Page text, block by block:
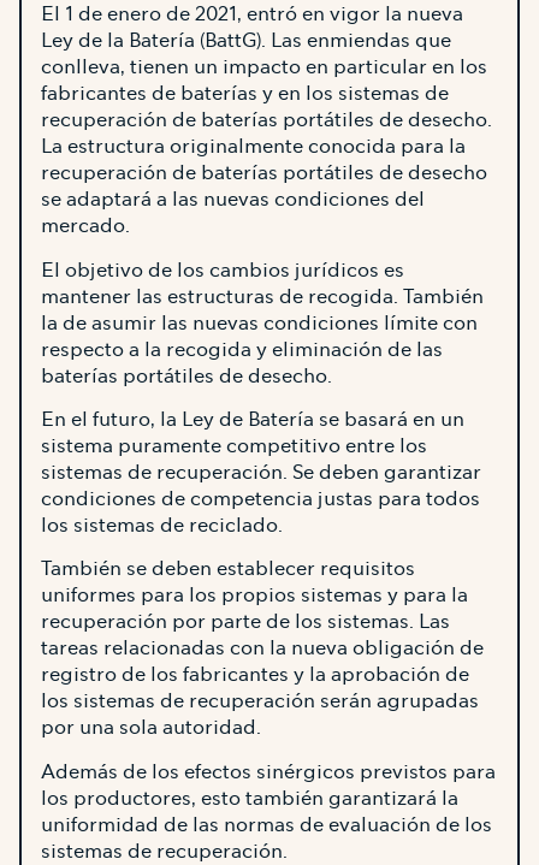
El 1 de enero de 2021, entró en vigor la nueva
Ley de la Batería (BattG). Las enmiendas que
conlleva, tienen un impacto en particular en los
fabricantes de baterías y en los sistemas de
recuperación de baterías portátiles de desecho.
La estructura originalmente conocida para la
recuperación de baterías portátiles de desecho
se adaptará a las nuevas condiciones del
mercado.
El objetivo de los cambios jurídicos es
mantener las estructuras de recogida. También
la de asumir las nuevas condiciones límite con
respecto a la recogida y eliminación de las
baterías portátiles de desecho.
En el futuro, la Ley de Batería se basará en un
sistema puramente competitivo entre los
sistemas de recuperación. Se deben garantizar
condiciones de competencia justas para todos
los sistemas de reciclado.
También se deben establecer requisitos
uniformes para los propios sistemas y para la
recuperación por parte de los sistemas. Las
tareas relacionadas con la nueva obligación de
registro de los fabricantes y la aprobación de
los sistemas de recuperación serán agrupadas
por una sola autoridad.
Además de los efectos sinérgicos previstos para
los productores, esto también garantizará la
uniformidad de las normas de evaluación de los
sistemas de recuperación.